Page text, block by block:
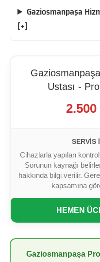
Gaziosmanpaşa
[+]
Ustası -
SERVIS
Cihazlarla yapılan
Sorunun kaynağı
hakkında bilgi verilir.
kapsamına
HEMEN
Gaziosmanpaşa